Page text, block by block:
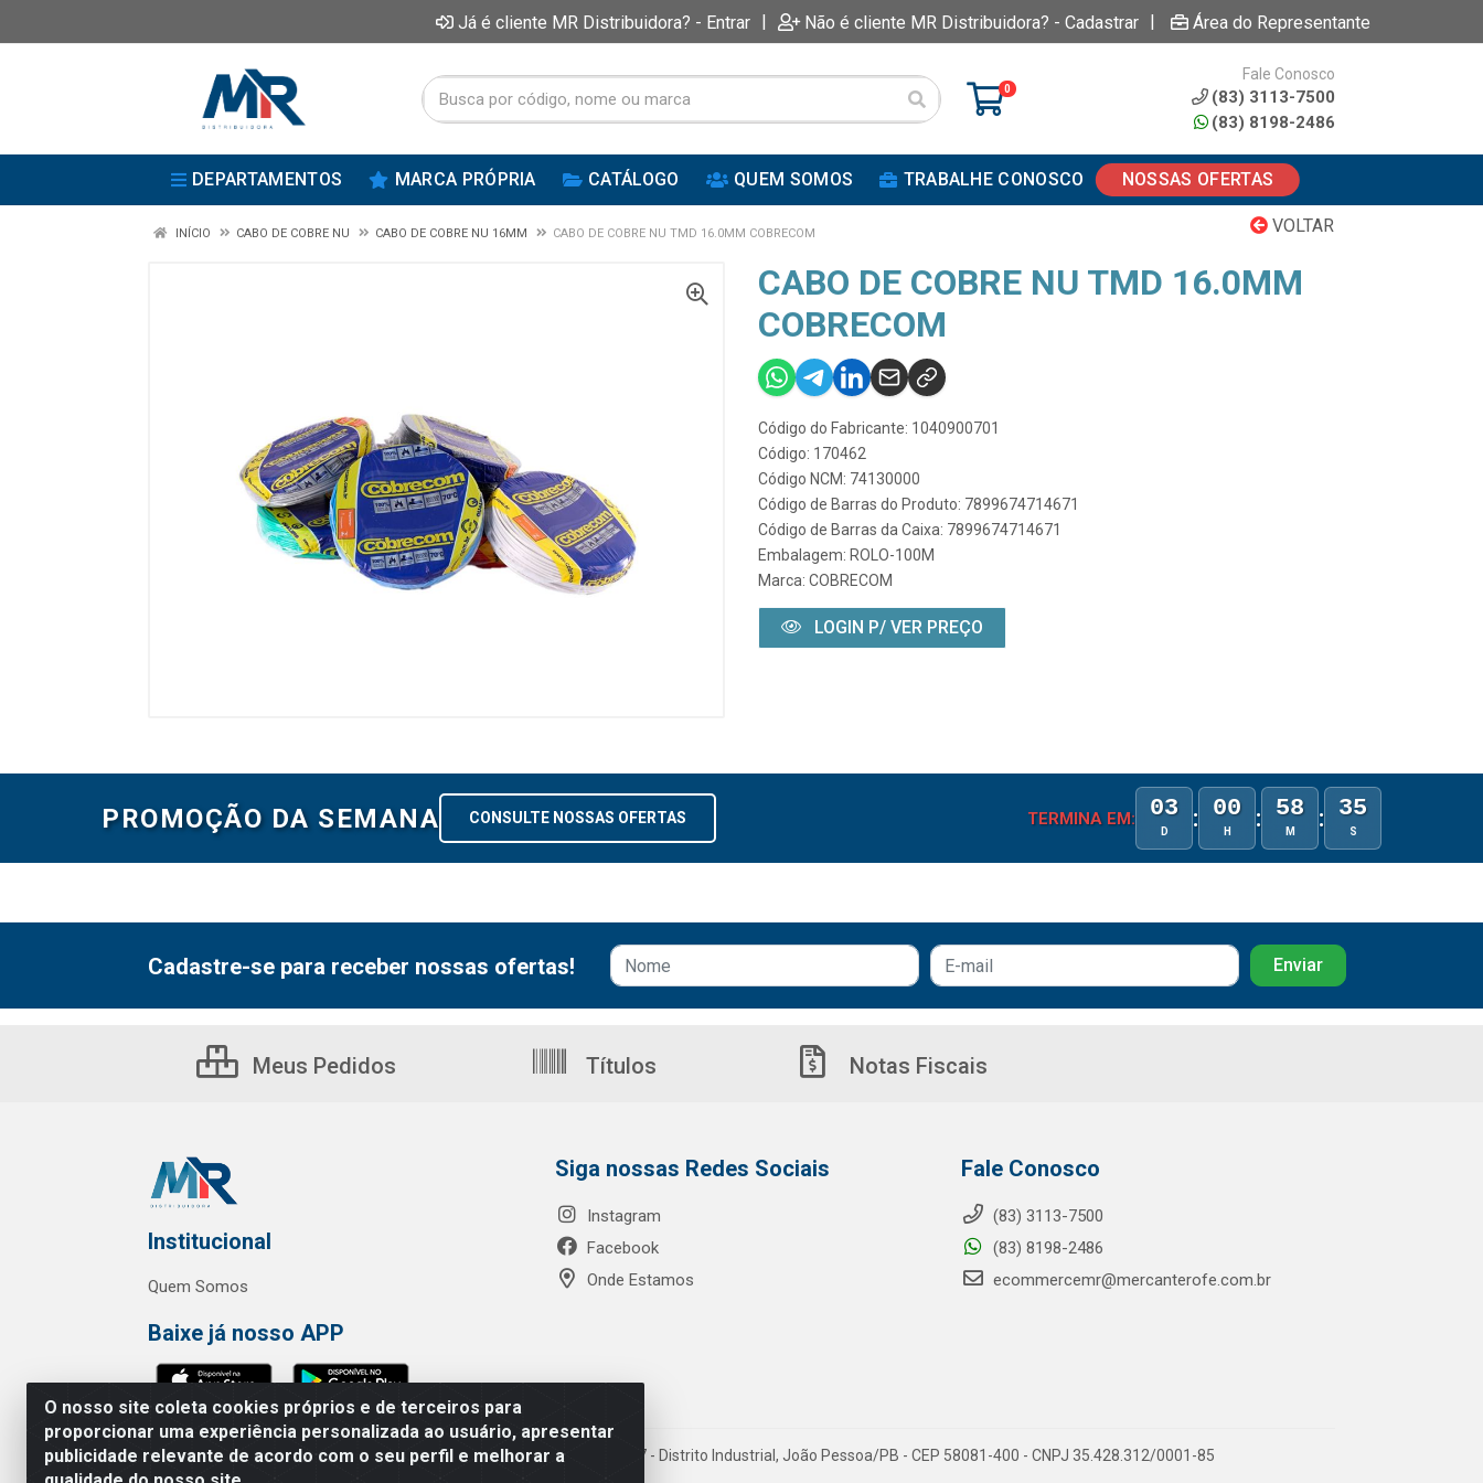
Já é cliente MR Distribuidora? - Entrar | Não é cliente MR Distribuidora? - Cadastrar | Área do Representante
0
Fale Conosco
(83) 3113-7500
(83) 8198-2486
DEPARTAMENTOS MARCA PRÓPRIA CATÁLOGO QUEM SOMOS TRABALHE CONOSCO NOSSAS OFERTAS
VOLTAR
INÍCIO CABO DE COBRE NU CABO DE COBRE NU 16MM CABO DE COBRE NU TMD 16.0MM COBRECOM
CABO DE COBRE NU TMD 16.0MM
COBRECOM
Código do Fabricante: 1040900701
Código: 170462
Código NCM: 74130000
Código de Barras do Produto: 7899674714671
Código de Barras da Caixa: 7899674714671
Embalagem: ROLO-100M
Marca: COBRECOM
LOGIN P/ VER PREÇO
PROMOÇÃO DA SEMANA CONSULTE NOSSAS OFERTAS TERMINA EM: 03
D : 00
H : 58
M : 35
S
O nosso site coleta cookies próprios e de terceiros para
proporcionar uma experiência personalizada ao usuário, apresentar
publicidade relevante de acordo com o seu perfil e melhorar a
Cadastre-se para receber nossas ofertas!
Meus Pedidos Títulos Notas Fiscais
Institucional
Quem Somos
Baixe já nosso APP
Siga nossas Redes Sociais
Instagram
Facebook
Onde Estamos
Fale Conosco
(83) 3113-7500
(83) 8198-2486
ecommercemr@mercanterofe.com.br
MR Distribuidora - Rua Hortêncio Ribeiro de Luna, 3777 - Distrito Industrial, João Pessoa/PB - CEP 58081-400 - CNPJ 35.428.312/0001-85